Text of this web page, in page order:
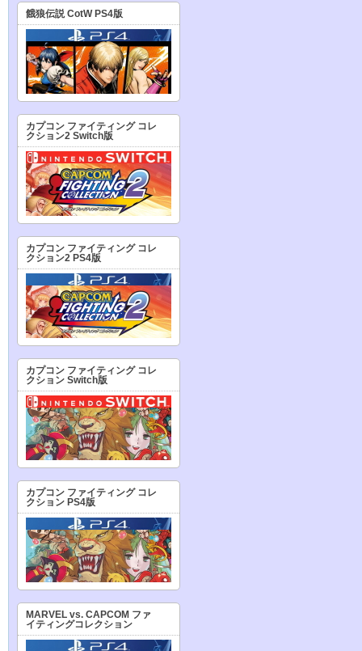
餓狼伝説 CotW PS4版
カプコン ファイティング コレ
クション2 Switch版
カプコン ファイティング コレ
クション2 PS4版
カプコン ファイティング コレ
クション Switch版
カプコン ファイティング コレ
クション PS4版
MARVEL vs. CAPCOM ファ
イティングコレクション